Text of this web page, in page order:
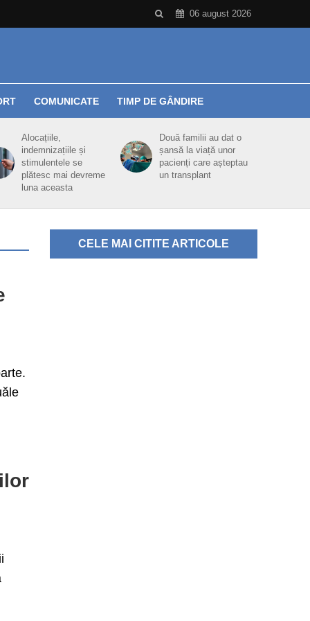
06 august 2026
COMUNICATE TIMP DE GÂNDIRE
Alocațiile,
indemnizațiile și
stimulentele se
plătesc mai devreme
luna aceasta
Două familii au dat o
șansă la viață unor
pacienți care așteptau
un transplant
CELE MAI CITITE ARTICOLE